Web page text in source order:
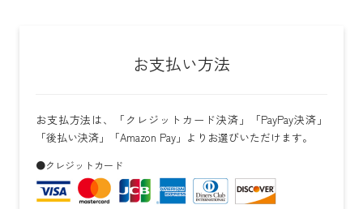
お支払い方法
お支払方法は、「クレジットカード決済」「PayPay決済」
「後払い決済」「Amazon Pay」よりお選びいただけます。
●クレジットカード